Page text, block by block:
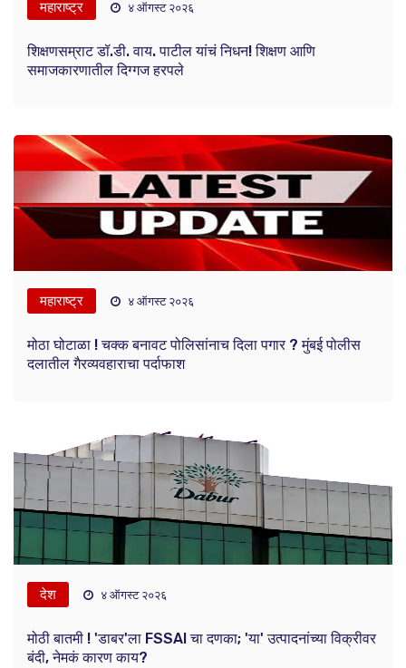
महाराष्ट्र ४ ऑगस्ट २०२६
शिक्षणसम्राट डॉ.डी. वाय. पाटील यांचं निधन! शिक्षण आणि
समाजकारणातील दिग्गज हरपले
महाराष्ट्र ४ ऑगस्ट २०२६
मोठा घोटाळा ! चक्क बनावट पोलिसांनाच दिला पगार ? मुंबई पोलीस
दलातील गैरव्यवहाराचा पर्दाफाश
देश ४ ऑगस्ट २०२६
मोठी बातमी ! 'डाबर'ला FSSAI चा दणका; 'या' उत्पादनांच्या विक्रीवर
बंदी, नेमकं कारण काय?